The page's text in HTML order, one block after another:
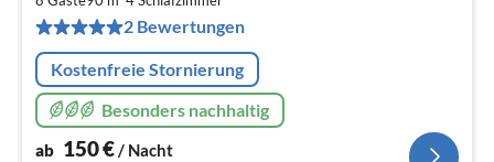
2 Bewertungen
Kostenfreie Stornierung
Besonders nachhaltig
ab 150€/ Nacht